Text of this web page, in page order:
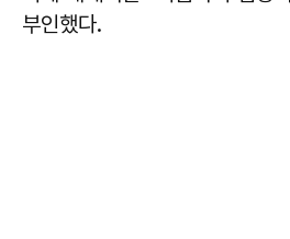
부인했다.